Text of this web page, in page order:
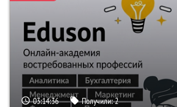
03:14:35 Получили:2